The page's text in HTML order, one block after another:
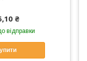
₴
відправки